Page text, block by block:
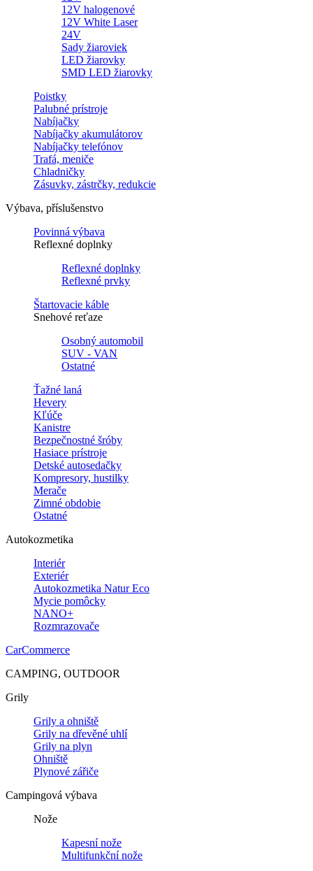
12V halogenové
12V White Laser
24V
Sady žiaroviek
LED žiarovky
SMD LED žiarovky
Poistky
Palubné prístroje
Nabíjačky
Nabíjačky akumulátorov
Nabíjačky telefónov
Trafá, meniče
Chladničky
Zásuvky, zástrčky, redukcie
Výbava, příslušenstvo
Povinná výbava
Reflexné doplnky
Reflexné doplnky
Reflexné prvky
Štartovacie káble
Snehové reťaze
Osobný automobil
SUV - VAN
Ostatné
Ťažné laná
Hevery
Kľúče
Kanistre
Bezpečnostné šróby
Hasiace prístroje
Detské autosedačky
Kompresory, hustilky
Merače
Zimné obdobie
Ostatné
Autokozmetika
Interiér
Exteriér
Autokozmetika Natur Eco
Mycie pomôcky
NANO+
Rozmrazovače
CarCommerce
CAMPING, OUTDOOR
Grily
Grily a ohniště
Grily na dřevěné uhlí
Grily na plyn
Ohniště
Plynové zářiče
Campingová výbava
Nože
Kapesní nože
Multifunkční nože